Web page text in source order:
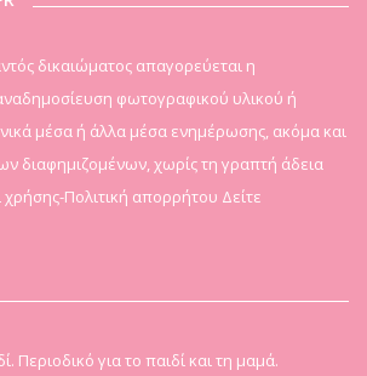
δικαιώματος απαγορεύεται η
φωτογραφικού υλικού ή
μέσα ή άλλα μέσα ενημέρωσης, ακόμα και
διαφημιζομένων, χωρίς τη γραπτή άδεια
χρήσης-Πολιτική απορρήτου Δείτε
Περιοδικό για το παιδί και τη μαμά.